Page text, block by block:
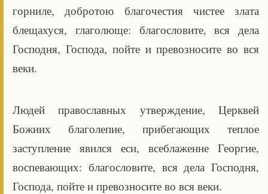
горниле, добротою благочестия чистее злата
блещахуся, глаголюще: благословите, вся дела
Господня, Господа, пойте и превозносите во вся
веки.
Людей православных утверждение, Церквей
Божиих благолепие, прибегающих теплое
заступление явился еси, всеблаженне Георгие,
воспевающих: благословите, вся дела Господня,
Господа, пойте и превозносите во вся веки.